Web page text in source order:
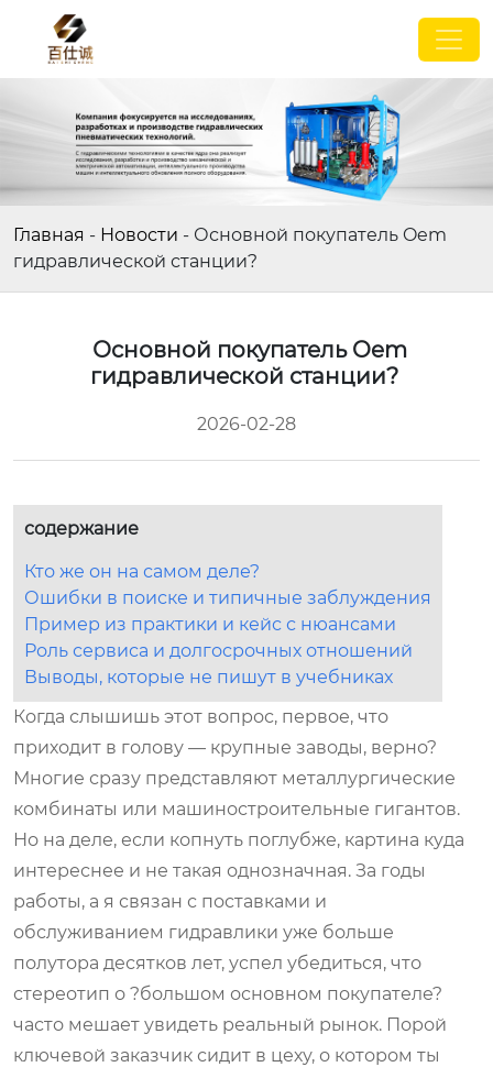
Главная - Новости - Основной покупатель Oem
гидравлической станции?
Основной покупатель Oem
гидравлической станции?
2026-02-28
содержание
Кто же он на самом деле?
Ошибки в поиске и типичные заблуждения
Пример из практики и кейс с нюансами
Роль сервиса и долгосрочных отношений
Выводы, которые не пишут в учебниках
Когда слышишь этот вопрос, первое, что
приходит в голову — крупные заводы, верно?
Многие сразу представляют металлургические
комбинаты или машиностроительные гигантов.
Но на деле, если копнуть поглубже, картина куда
интереснее и не такая однозначная. За годы
работы, а я связан с поставками и
обслуживанием гидравлики уже больше
полутора десятков лет, успел убедиться, что
стереотип о ?большом основном покупателе?
часто мешает увидеть реальный рынок. Порой
ключевой заказчик сидит в цеху, о котором ты